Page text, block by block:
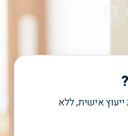
אישית, ללא